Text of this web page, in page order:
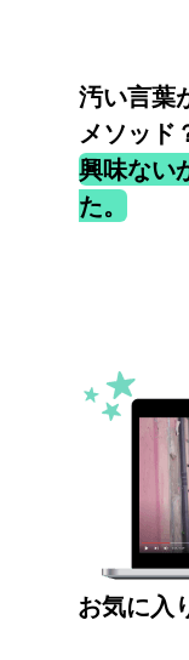
汚い言葉
メソッド
興味ない
た。
お気に入